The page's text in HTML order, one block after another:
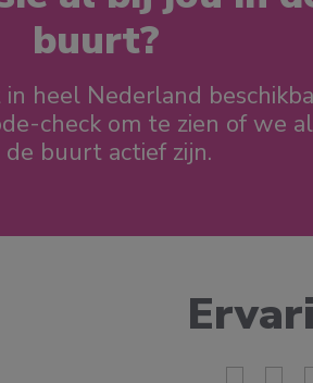
buurt?
heel Nederland
check om te zien of we
de buurt actief zijn.